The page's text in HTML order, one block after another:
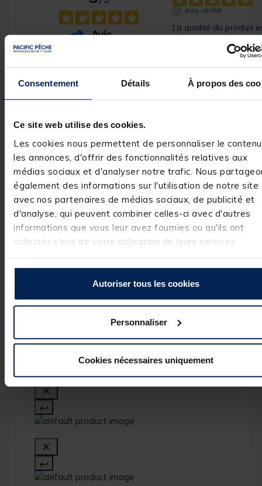
Consentement Détails À propos des
Ce site web utilise des cookies.
Les cookies nous permettent de personnaliser le
les annonces, d'offrir des fonctionnalités relatives aux
médias sociaux et d'analyser notre trafic. Nous
également des informations sur l'utilisation de notre site
avec nos partenaires de médias sociaux, de publicité et
d'analyse, qui peuvent combiner celles-ci avec d'autres
informations que vous leur avez fournies ou qu'ils ont
collectées lors de votre utilisation de leurs services.
Autoriser tous les cookies
Personnaliser
Cookies nécessaires uniquement
Basé sur
5étoiles
1
3 étoiles
2étoiles
0
1étoile 0
Avis vérifié
La qualité du produit
irréprochable. Comme
autres produits Rive.
Dmytro M.
Utile(0)
Réponse de
pacificpeche.com
Bonjour,
Nous vous
remercions pour
votre
commentaire
très positif.
d'avoir répondu
à vos attentes
clients. C'est un
réel plaisir.
L’équipe Pacific
Pêche